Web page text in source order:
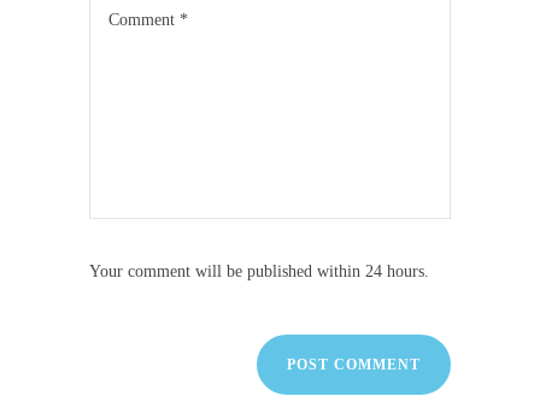
Your comment will be published within 24 hours.